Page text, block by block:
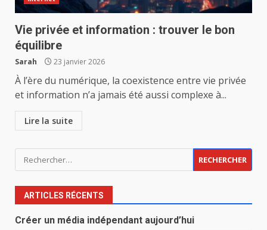
Vie privée et information : trouver le bon
équilibre
Sarah 23 janvier 2026
À l’ère du numérique, la coexistence entre vie privée
et information n’a jamais été aussi complexe à...
Lire la suite
Rechercher :
ARTICLES RÉCENTS
Créer un média indépendant aujourd’hui